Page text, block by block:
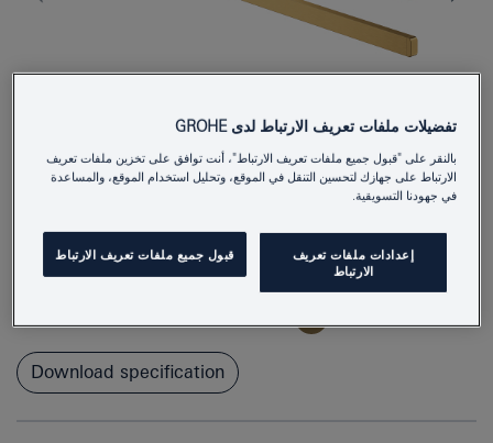
Product Number
41063GN0
4005176577918
Download specification
تفضيلات ملفات تعريف الارتباط لدى GROHE
بالنقر على "قبول جميع ملفات تعريف الارتباط"، أنت توافق على تخزين ملفات تعريف
الارتباط على جهازك لتحسين التنقل في الموقع، وتحليل استخدام الموقع، والمساعدة
في جهودنا التسويقية.
إعدادات ملفات تعريف
الارتباط
قبول جميع ملفات تعريف الارتباط